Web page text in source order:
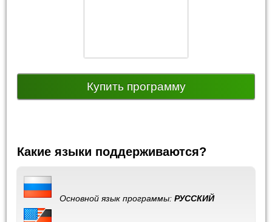
Купить программу
Какие языки поддерживаются?
Основной язык программы:РУССКИЙ